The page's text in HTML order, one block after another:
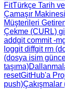
FitTürkçe Tarih
Çamaşır
Müşterileri
Çekme (CURL)
addgit commit -m
loggit diffgit rm
(dosya isim
taşıma)
resetGitHub'a
push)